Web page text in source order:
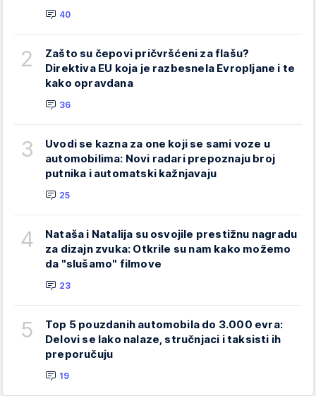
40
2
Zašto su čepovi pričvršćeni za flašu?
Direktiva EU koja je razbesnela Evropljane i te
kako opravdana
36
3
Uvodi se kazna za one koji se sami voze u
automobilima: Novi radari prepoznaju broj
putnika i automatski kažnjavaju
25
4
Nataša i Natalija su osvojile prestižnu nagradu
za dizajn zvuka: Otkrile su nam kako možemo
da "slušamo" filmove
23
5
Top 5 pouzdanih automobila do 3.000 evra:
Delovi se lako nalaze, stručnjaci i taksisti ih
preporučuju
19